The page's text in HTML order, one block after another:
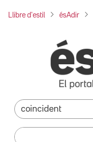
Llibre d'estil ésAdir